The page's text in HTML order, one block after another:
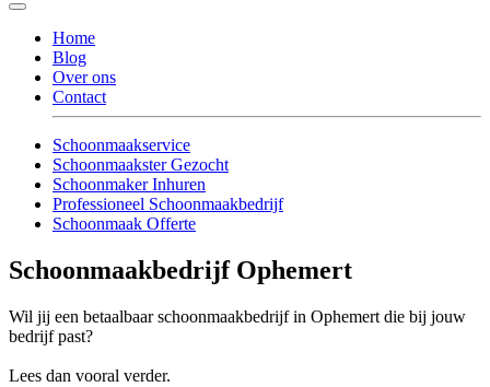
Home
Blog
Over ons
Contact
Schoonmaakservice
Schoonmaakster Gezocht
Schoonmaker Inhuren
Professioneel Schoonmaakbedrijf
Schoonmaak Offerte
Schoonmaakbedrijf Ophemert
Wil jij een betaalbaar schoonmaakbedrijf in Ophemert die bij jouw
bedrijf past?
Lees dan vooral verder.